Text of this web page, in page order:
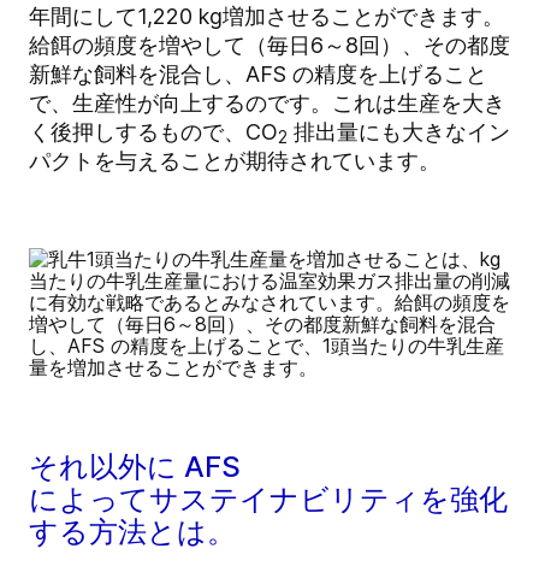
年間にして1,220 kg増加させることができます。
給餌の頻度を増やして（毎日6～8回）、その都度
新鮮な飼料を混合し、AFS の精度を上げること
で、生産性が向上するのです。これは生産を大き
く後押しするもので、CO2 排出量にも大きなイン
パクトを与えることが期待されています。
それ以外に AFS
によってサステイナビリティを強化
する方法とは。